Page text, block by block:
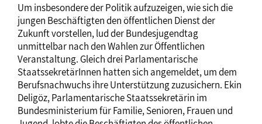
Um insbesondere der Politik aufzuzeigen, wie sich die
jungen Beschäftigten den öffentlichen Dienst der
Zukunft vorstellen, lud der Bundesjugendtag
unmittelbar nach den Wahlen zur Öffentlichen
Veranstaltung. Gleich drei Parlamentarische
StaatssekretärInnen hatten sich angemeldet, um dem
Berufsnachwuchs ihre Unterstützung zuzusichern. Ekin
Deligöz, Parlamentarische Staatssekretärin im
Bundesministerium für Familie, Senioren, Frauen und